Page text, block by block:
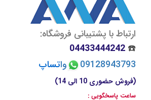
ارتباط با پشتیبانی فروشگاه:
☎️
04433444242
09128943793
واتساپ
(فروش حضوری 10 الی 14)
ساعت پاسخگویی :